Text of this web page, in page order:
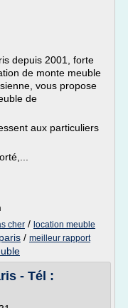
depuis 2001, forte
de monte meuble
vous propose
de
aux particuliers
cher / location meuble
/ meilleur rapport
- Tél :